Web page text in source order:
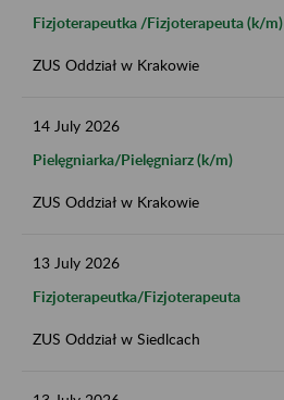
Fizjoterapeutka /Fizjoterapeuta (k/m)
ZUS Oddział w Krakowie
14 July 2026
Pielęgniarka/Pielęgniarz (k/m)
ZUS Oddział w Krakowie
13 July 2026
Fizjoterapeutka/Fizjoterapeuta
ZUS Oddział w Siedlcach